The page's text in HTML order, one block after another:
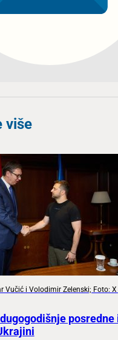
više
Vučić i Volodimir Zelenski; Foto: X